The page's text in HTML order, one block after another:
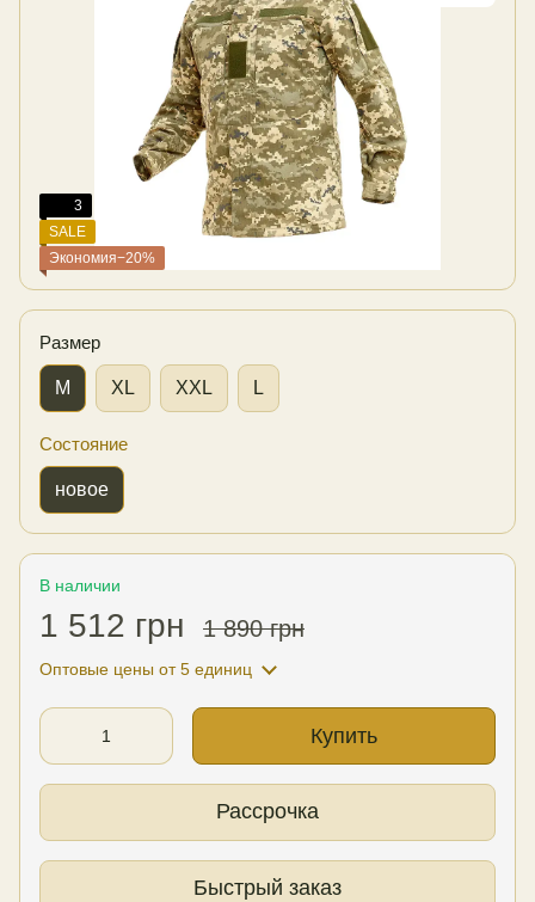
3
SALE
Экономия−20%
Размер
M XL XXL L
Состояние
новое
В наличии
1 512 грн 1 890 грн
Оптовые цены от 5 единиц
Купить
Рассрочка
Быстрый заказ